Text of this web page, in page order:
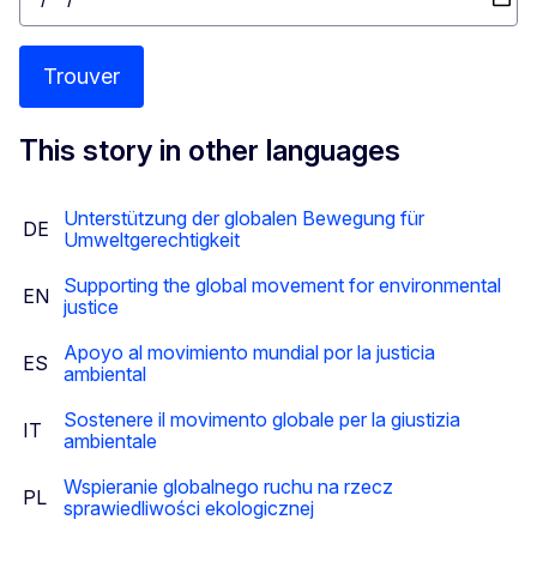
Trouver
This story in other languages
DE
Unterstützung der globalen Bewegung für
Umweltgerechtigkeit
EN
Supporting the global movement for environmental
justice
ES
Apoyo al movimiento mundial por la justicia
ambiental
IT
Sostenere il movimento globale per la giustizia
ambientale
PL
Wspieranie globalnego ruchu na rzecz
sprawiedliwości ekologicznej